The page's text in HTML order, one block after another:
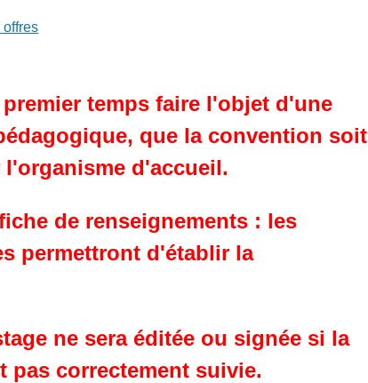
temps faire l'objet d'une
que la convention soit
d'accueil.
de renseignements : les
permettront d'établir la
ne sera éditée ou signée si la
pas correctement suivie.